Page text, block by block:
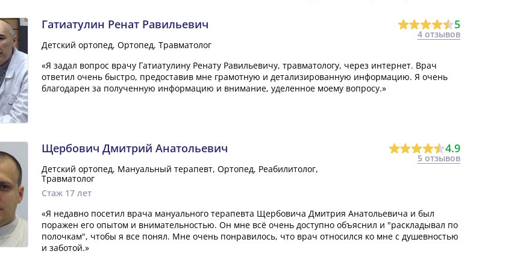
Гатиатулин Ренат Равильевич 5
4 отзывов
Детский ортопед, Ортопед, Травматолог
«Я задал вопрос врачу Гатиатулину Ренату Равильевичу, травматологу, через интернет. Врач
ответил очень быстро, предоставив мне грамотную и детализированную информацию. Я очень
благодарен за полученную информацию и внимание, уделенное моему вопросу.»
Щербович Дмитрий Анатольевич 4.9
5 отзывов
Детский ортопед, Мануальный терапевт, Ортопед, Реабилитолог,
Травматолог
Стаж 17 лет
«Я недавно посетил врача мануального терапевта Щербовича Дмитрия Анатольевича и был
поражен его опытом и внимательностью. Он мне всё очень доступно объяснил и "раскладывал по
полочкам", чтобы я все понял. Мне очень понравилось, что врач относился ко мне с душевностью
и заботой.»